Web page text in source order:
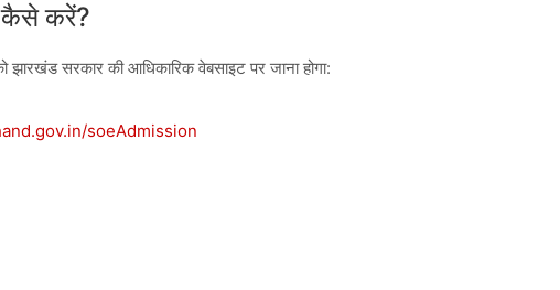
करें?
सरकार की आधिकारिक वेबसाइट पर जाना होगा:
soeAdmission